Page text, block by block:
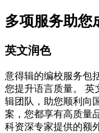
多项服务助您
英文润色
意得辑的编校服务包
您提升语言质量。 英
辑团队，助您顺利向
案，您都享有高质量
科资深专家提供的额